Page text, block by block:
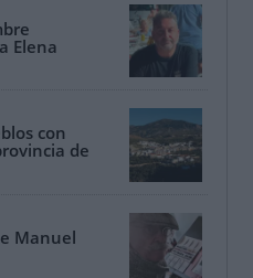
Elena
con
de
Manuel